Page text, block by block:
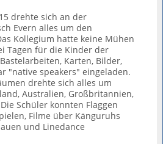
drehte sich an der
Evern alles um den
Kollegium hatte keine Mühen
Tagen für die Kinder der
Karten, Bilder,
"native speakers" eingeladen.
drehte sich alles um
Australien, Großbritannien,
Schüler konnten Flaggen
Filme über Känguruhs
und Linedance